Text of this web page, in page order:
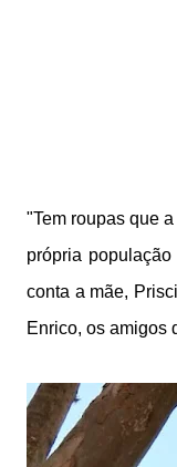
"Tem roupas que
própria
conta a mãe,
Enrico, os amigos